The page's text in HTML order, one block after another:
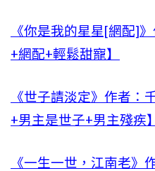
《你是我的星星[網配]
+網配+輕鬆甜寵】
《世子請淡定》作者：
+男主是世子+男主殘疾】
《一生一世，江南老》